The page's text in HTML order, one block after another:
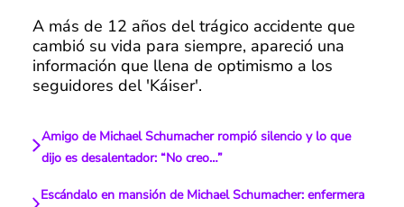
A más de 12 años del trágico accidente que
cambió su vida para siempre, apareció una
información que llena de optimismo a los
seguidores del 'Káiser'.
Amigo de Michael Schumacher rompió silencio y lo que
dijo es desalentador: “No creo…”
Escándalo en mansión de Michael Schumacher: enfermera